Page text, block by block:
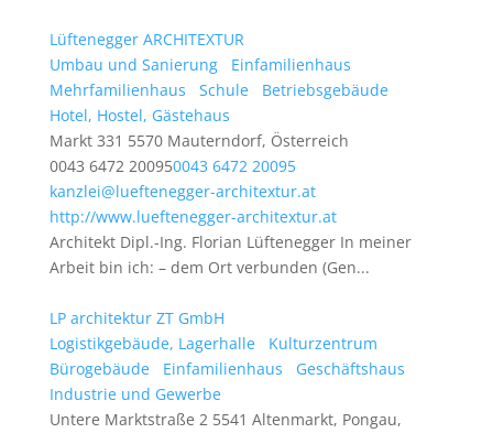
Lüftenegger ARCHITEXTUR
Umbau und Sanierung
Einfamilienhaus
Mehrfamilienhaus
Schule
Betriebsgebäude
Hotel, Hostel, Gästehaus
Markt 331 5570 Mauterndorf, Österreich
0043 6472 200950043 6472 20095
kanzlei@lueftenegger-architextur.at
http://www.lueftenegger-architextur.at
Architekt Dipl.-Ing. Florian Lüftenegger In meiner
Arbeit bin ich: – dem Ort verbunden (Gen...
LP architektur ZT GmbH
Logistikgebäude, Lagerhalle
Kulturzentrum
Bürogebäude
Einfamilienhaus
Geschäftshaus
Industrie und Gewerbe
Untere Marktstraße 2 5541 Altenmarkt, Pongau,